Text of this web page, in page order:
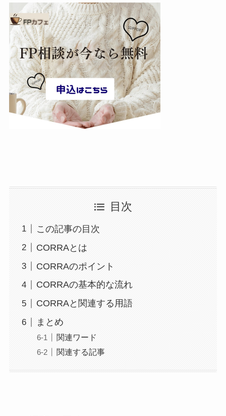
目次
この記事の目次
CORRAとは
CORRAのポイント
CORRAの基本的な流れ
CORRAと関連する用語
まとめ
関連ワード
関連する記事